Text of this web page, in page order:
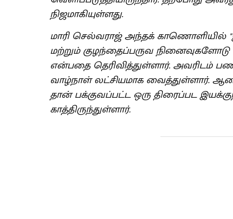
நிஜமாகியுள்ளது.
மாரி செல்வராஜ் அந்தக்
மற்றும் குழந்தைப்பருவ
என்பதை தெரிவித்துள்ளார். அவரிடம்
வாழ்நாள் லட்சியமாக வைத்துள்ளார்.
தான் பக்குவப்பட்ட ஒரு திரைப்பட
காத்திருந்துள்ளார்.